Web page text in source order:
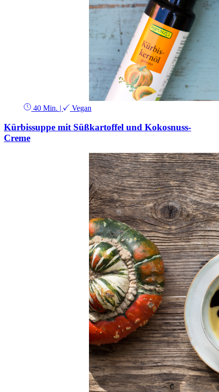
40 Min. | Vegan
Kürbissuppe mit Süßkartoffel und Kokosnuss-
Creme